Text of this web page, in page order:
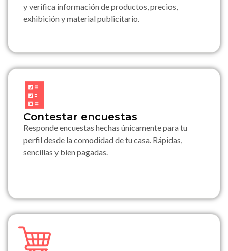
y verifica información de productos, precios,
exhibición y material publicitario.
Contestar encuestas
Responde encuestas hechas únicamente para tu
perfil desde la comodidad de tu casa. Rápidas,
sencillas y bien pagadas.